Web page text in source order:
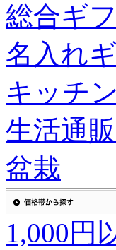
総合ギ
名入れ
キッチ
生活通販
盆栽
1,000円